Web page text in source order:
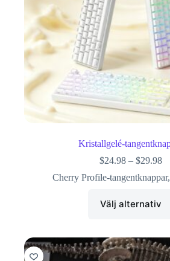
Kristallgelé-
$24.98 – $29.98
Cherry Profile-tangentknappar,
Välj alternativ